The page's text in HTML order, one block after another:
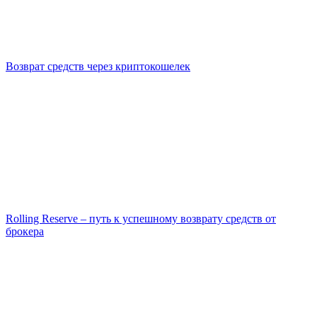
Возврат средств через криптокошелек
Rolling Reserve – путь к успешному возврату средств от
брокера